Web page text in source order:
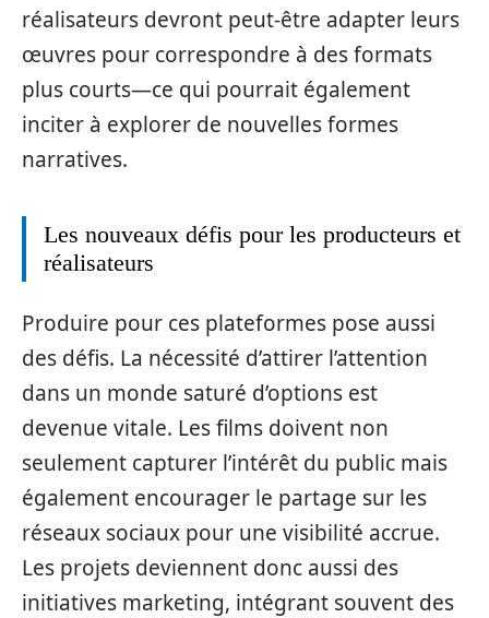
réalisateurs devront peut-être adapter leurs
œuvres pour correspondre à des formats
plus courts—ce qui pourrait également
inciter à explorer de nouvelles formes
narratives.
Les nouveaux défis pour les producteurs et
réalisateurs
Produire pour ces plateformes pose aussi
des défis. La nécessité d’attirer l’attention
dans un monde saturé d’options est
devenue vitale. Les films doivent non
seulement capturer l’intérêt du public mais
également encourager le partage sur les
réseaux sociaux pour une visibilité accrue.
Les projets deviennent donc aussi des
initiatives marketing, intégrant souvent des